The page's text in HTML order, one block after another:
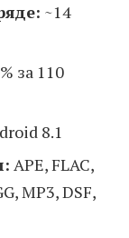
~14
за 110
8.1
APE, FLAC,
MP3, DSF,